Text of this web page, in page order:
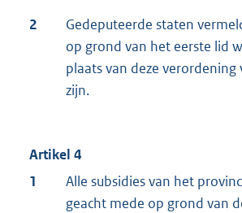
2
Gedeputeerde staten
op grond van het eerste lid
plaats van deze verordening
zijn.
Artikel 4
1
Alle subsidies van het
geacht mede op grond van